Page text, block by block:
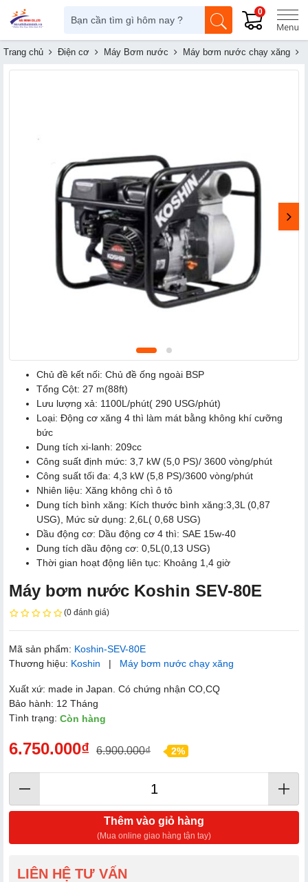
0
Trang chủ Điện cơ Máy Bơm nước Máy bơm nước chạy xăng
Chủ đề kết nối: Chủ đề ống ngoài BSP
Tổng Cột: 27 m(88ft)
Lưu lượng xả: 1100L/phút( 290 USG/phút)
Loại: Động cơ xăng 4 thì làm mát bằng không khí cưỡng
bức
Dung tích xi-lanh: 209cc
Công suất định mức: 3,7 kW (5,0 PS)/ 3600 vòng/phút
Công suất tối đa: 4,3 kW (5,8 PS)/3600 vòng/phút
Nhiên liệu: Xăng không chì ô tô
Dung tích bình xăng: Kích thước bình xăng:3,3L (0,87
USG), Mức sử dụng: 2,6L( 0,68 USG)
Dầu động cơ: Dầu động cơ 4 thì: SAE 15w-40
Dung tích dầu động cơ: 0,5L(0,13 USG)
Thời gian hoạt động liên tục: Khoảng 1,4 giờ
Máy bơm nước Koshin SEV-80E
(0 đánh giá)
Mã sản phẩm: Koshin-SEV-80E
Thương hiệu: Koshin | Máy bơm nước chạy xăng
Xuất xứ: made in Japan. Có chứng nhận CO,CQ
Bảo hành: 12 Tháng
Tình trạng: Còn hàng
6.750.000₫ 6.900.000₫ 2%
Thêm vào giỏ hàng
(Mua online giao hàng tận tay)
LIÊN HỆ TƯ VẤN